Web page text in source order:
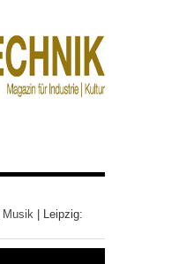
Musik
Leipzig: